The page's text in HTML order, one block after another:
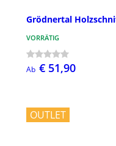
Grödnertal
VORRÄTIG
Ab € 51,90
OUTLET